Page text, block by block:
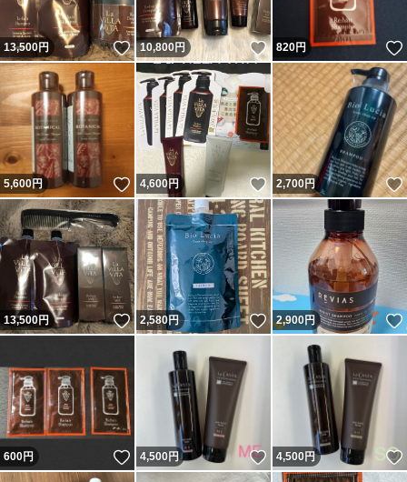
13,500円 いいね！
10,800円 いいね！
820円
5,600円 いいね！
4,600円 いいね！
2,700円
13,500円 いいね！
2,580円 いいね！
2,900円
600円 いいね！
4,500円 いいね！
4,500円